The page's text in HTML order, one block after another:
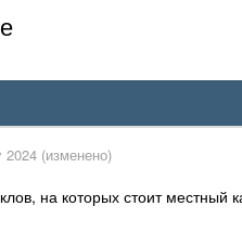
2024 (изменено)
на которых стоит местный